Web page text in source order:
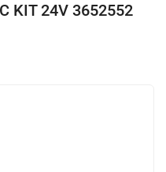
KIT 24V 3652552